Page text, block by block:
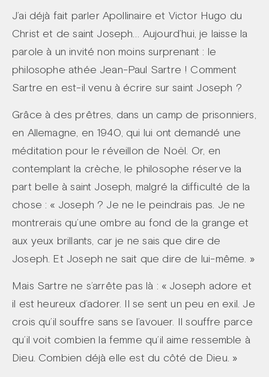
J’ai déjà fait parler Apollinaire et Victor Hugo du
Christ et de saint Joseph… Aujourd’hui, je laisse la
parole à un invité non moins surprenant : le
philosophe athée Jean-Paul Sartre ! Comment
Sartre en est-il venu à écrire sur saint Joseph ?
Grâce à des prêtres, dans un camp de prisonniers,
en Allemagne, en 1940, qui lui ont demandé une
méditation pour le réveillon de Noël. Or, en
contemplant la crèche, le philosophe réserve la
part belle à saint Joseph, malgré la difficulté de la
chose : « Joseph ? Je ne le peindrais pas. Je ne
montrerais qu’une ombre au fond de la grange et
aux yeux brillants, car je ne sais que dire de
Joseph. Et Joseph ne sait que dire de lui-même. »
Mais Sartre ne s’arrête pas là : « Joseph adore et
il est heureux d’adorer. Il se sent un peu en exil. Je
crois qu’il souffre sans se l’avouer. Il souffre parce
qu’il voit combien la femme qu’il aime ressemble à
Dieu. Combien déjà elle est du côté de Dieu. »